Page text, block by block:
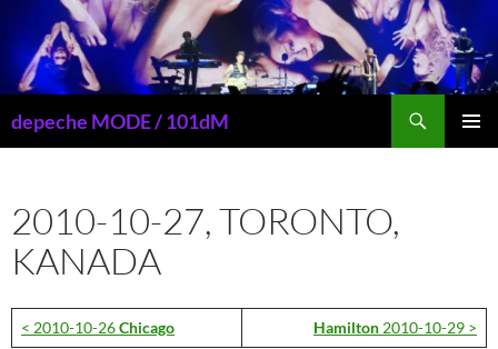
do
treści
depeche MODE / 101dM
2010-10-27, TORONTO,
KANADA
< 2010-10-26Chicago Hamilton 2010-10-29 >